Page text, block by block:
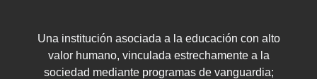
Una institución asociada a la educación con alto
valor humano, vinculada estrechamente a la
sociedad mediante programas de vanguardia;